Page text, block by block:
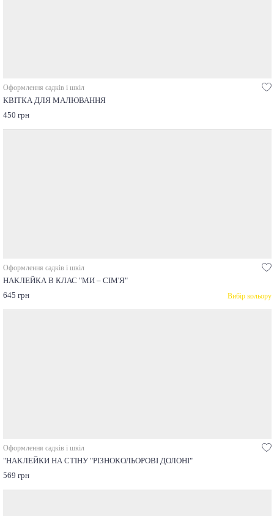
Оформлення садків і шкіл
КВІТКА ДЛЯ МАЛЮВАННЯ
450 грн
Оформлення садків і шкіл
НАКЛЕЙКА В КЛАС "МИ – СІМ'Я"
645 грн
Вибір кольору
Оформлення садків і шкіл
"НАКЛЕЙКИ НА СТІНУ "РІЗНОКОЛЬОРОВІ ДОЛОНІ"
569 грн